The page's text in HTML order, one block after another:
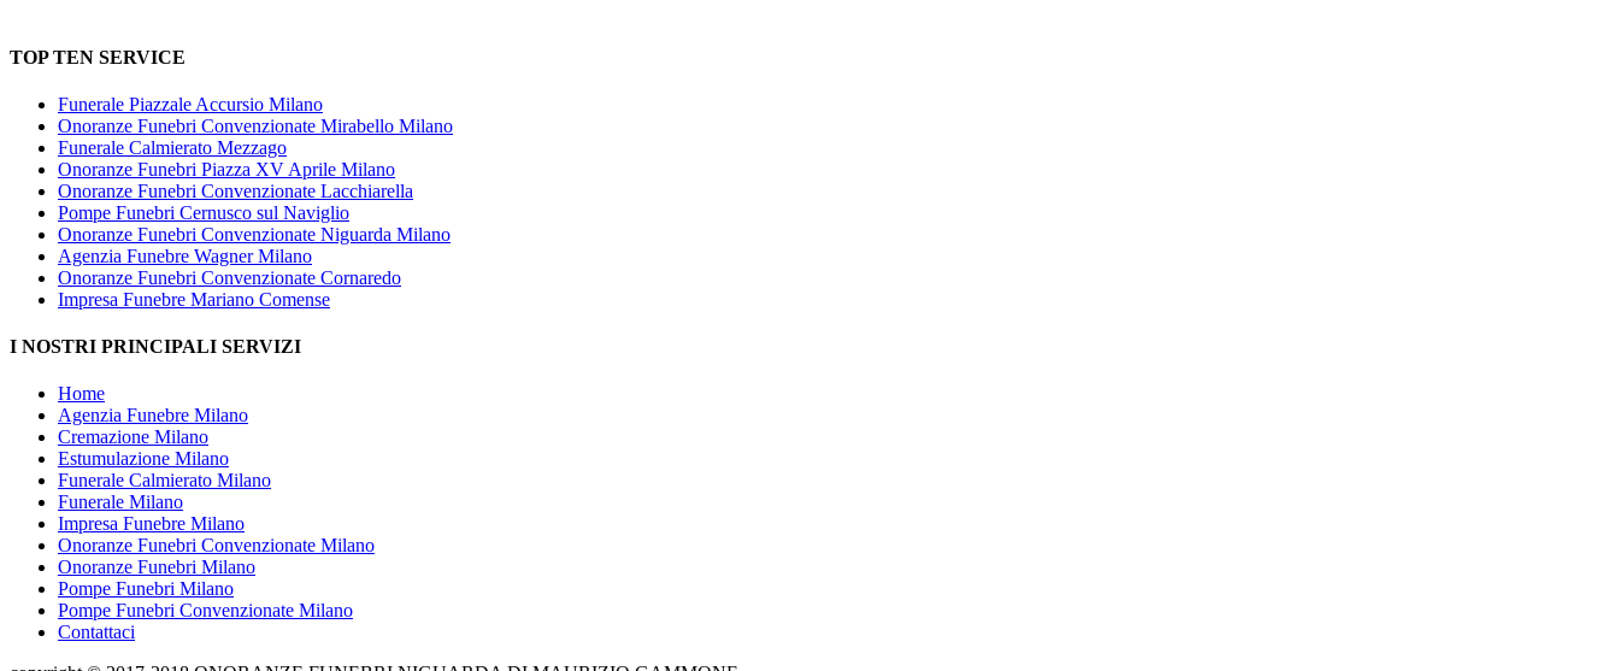
TOP TEN SERVICE
Funerale Piazzale Accursio Milano
Onoranze Funebri Convenzionate Mirabello Milano
Funerale Calmierato Mezzago
Onoranze Funebri Piazza XV Aprile Milano
Onoranze Funebri Convenzionate Lacchiarella
Pompe Funebri Cernusco sul Naviglio
Onoranze Funebri Convenzionate Niguarda Milano
Agenzia Funebre Wagner Milano
Onoranze Funebri Convenzionate Cornaredo
Impresa Funebre Mariano Comense
I NOSTRI PRINCIPALI SERVIZI
Home
Agenzia Funebre Milano
Cremazione Milano
Estumulazione Milano
Funerale Calmierato Milano
Funerale Milano
Impresa Funebre Milano
Onoranze Funebri Convenzionate Milano
Onoranze Funebri Milano
Pompe Funebri Milano
Pompe Funebri Convenzionate Milano
Contattaci